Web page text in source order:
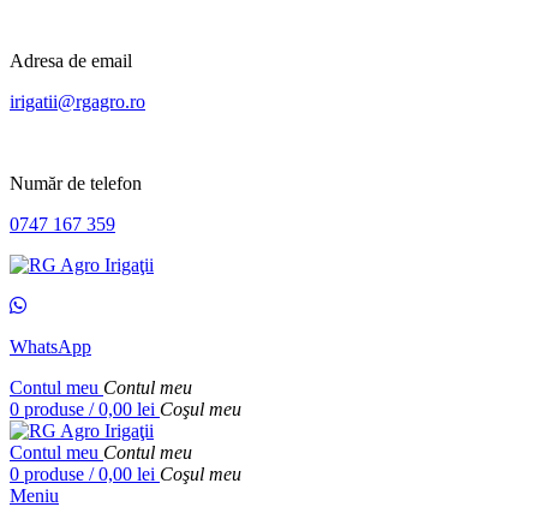
Adresa de email
irigatii@rgagro.ro
Număr de telefon
0747 167 359
WhatsApp
Contul meu Contul meu
0 produse / 0,00 lei Coşul meu
Contul meu Contul meu
0 produse / 0,00 lei Coşul meu
Meniu